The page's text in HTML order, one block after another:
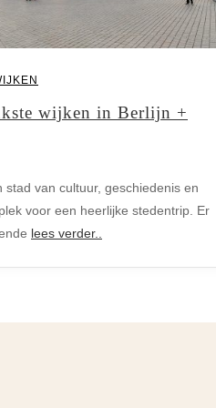
wijken in Berlijn +
stad van cultuur, geschiedenis en
voor een heerlijke stedentrip. Er
lees verder..